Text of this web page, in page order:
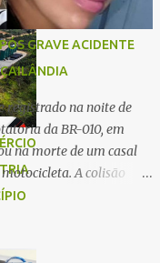
da colisão, o casal
e veio a óbito
foram
Rejane e
de socorro foram
puderam fazer além
A Polícia Rodoviária
no local para controlar
que devem
GRAVE ACIDENTE
registrado na noite de
da BR-010, em
na morte de um casal
A colisão
e um carro. De acordo